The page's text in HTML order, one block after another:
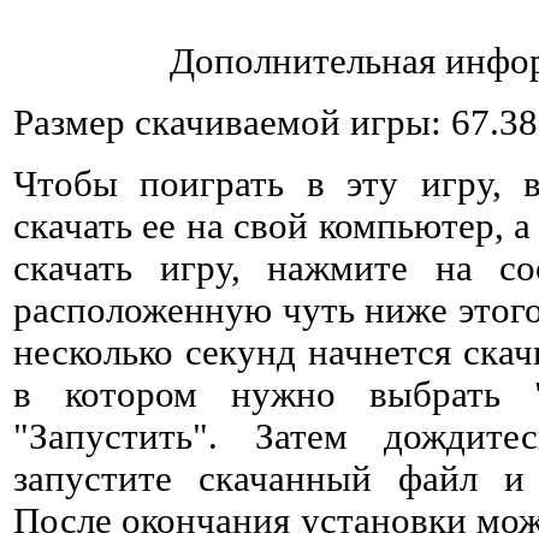
Дополнительная
Размер скачиваемой игры:
Чтобы поиграть в эту игру,
скачать ее на свой компьютер,
скачать игру, нажмите на
расположенную чуть ниже
несколько секунд начнется
в котором нужно выбрать
"Запустить". Затем
запустите скачанный файл и
После окончания установки